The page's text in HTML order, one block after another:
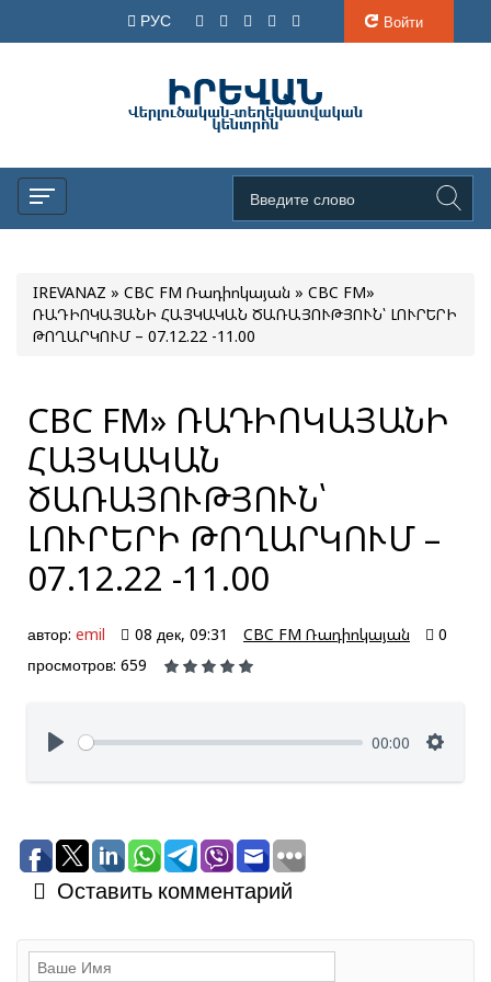
РУС Войти
IREVANAZ » CBC FM Ռադիոկայան » CBC FM»
ՌԱԴԻՈԿԱՅԱՆԻ ՀԱՅԿԱԿԱՆ ԾԱՌԱՅՈՒԹՅՈՒՆ՝ ԼՈՒՐԵՐԻ
ԹՈՂԱՐԿՈՒՄ – 07.12.22 -11.00
CBC FM» ՌԱԴԻՈԿԱՅԱՆԻ
ՀԱՅԿԱԿԱՆ
ԾԱՌԱՅՈՒԹՅՈՒՆ՝
ԼՈՒՐԵՐԻ ԹՈՂԱՐԿՈՒՄ –
07.12.22 -11.00
автор: emil 08 дек, 09:31 CBC FM Ռադիոկայան
0
просмотров: 659
00:00
Оставить комментарий